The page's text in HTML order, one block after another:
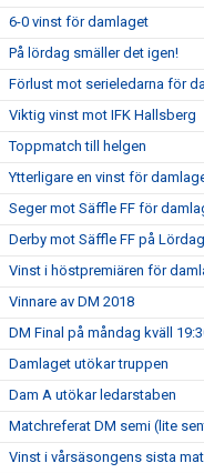
6-0 vinst för damlaget
På lördag smäller det igen!
Förlust mot serieledarna för
Viktig vinst mot IFK Hallsberg
Toppmatch till helgen
Ytterligare en vinst för
Seger mot Säffle FF för
Derby mot Säffle FF på Lördag
Vinst i höstpremiären för
Vinnare av DM 2018
DM Final på måndag kväll
Damlaget utökar truppen
Dam A utökar ledarstaben
Matchreferat DM semi (lite
Vinst i vårsäsongens sista